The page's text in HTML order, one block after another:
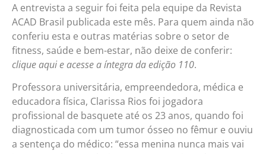
A entrevista a seguir foi feita pela equipe da Revista
ACAD Brasil publicada este mês. Para quem ainda não
conferiu esta e outras matérias sobre o setor de
fitness, saúde e bem-estar, não deixe de conferir:
clique aqui e acesse a íntegra da edição 110.
Professora universitária, empreendedora, médica e
educadora física, Clarissa Rios foi jogadora
profissional de basquete até os 23 anos, quando foi
diagnosticada com um tumor ósseo no fêmur e ouviu
a sentença do médico: “essa menina nunca mais vai